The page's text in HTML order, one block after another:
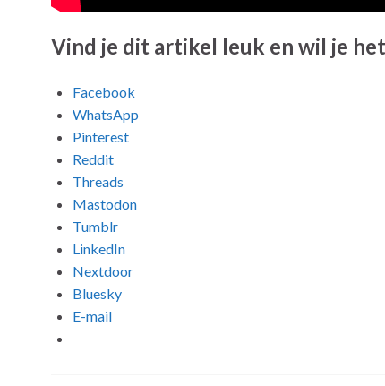
Vind je dit artikel leuk en wil je
Facebook
WhatsApp
Pinterest
Reddit
Threads
Mastodon
Tumblr
LinkedIn
Nextdoor
Bluesky
E-mail